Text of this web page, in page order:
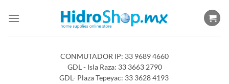
CONMUTADOR IP: 33 9689 4660
GDL - Isla Raza: 33 3663 2790
GDL- Plaza Tepeyac: 33 3628 4193